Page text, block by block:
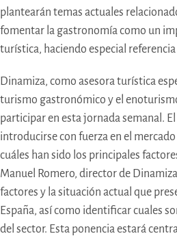
plantearán temas actuales
fomentar la gastronomía como un
turística, haciendo especial
Dinamiza, como asesora turística
turismo gastronómico y el
participar en esta jornada semanal.
introducirse con fuerza en el
cuáles han sido los principales
Manuel Romero, director de
factores y la situación actual que
España, así como identificar cuales
del sector. Esta ponencia estará